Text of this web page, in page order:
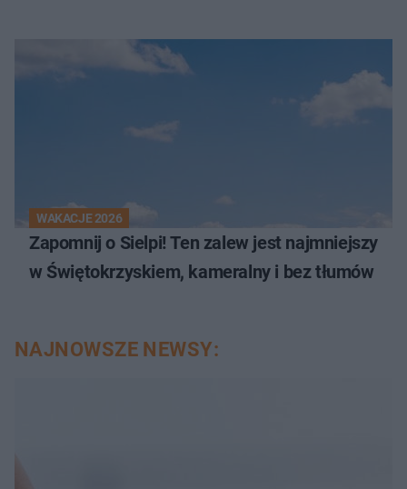
WAKACJE 2026
Zapomnij o Sielpi! Ten zalew jest najmniejszy
w Świętokrzyskiem, kameralny i bez tłumów
NAJNOWSZE NEWSY: